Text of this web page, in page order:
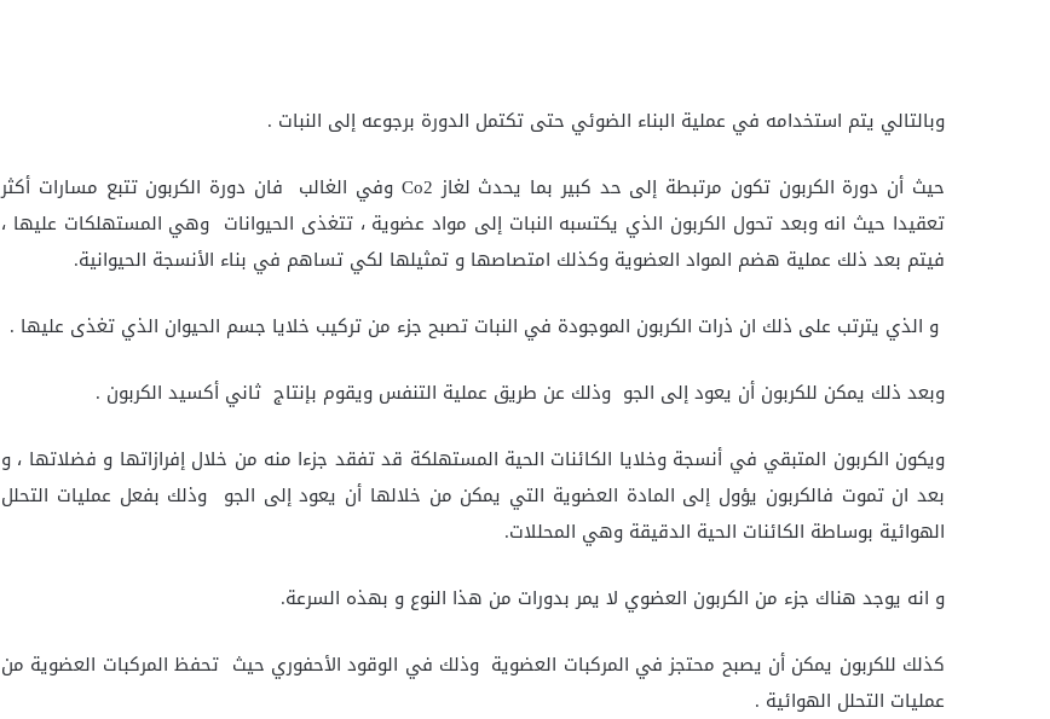
وبالتالي يتم استخدامه في عملية البناء الضوئي حتى تكتمل الدورة برجوعه إلى النبات .
حيث أن دورة الكربون تكون مرتبطة إلى حد كبير بما يحدث لغاز Co2 وفي الغالب فان دورة الكربون تتبع مسارات أكثر
تعقيدا حيث انه وبعد تحول الكربون الذي يكتسبه النبات إلى مواد عضوية ، تتغذى الحيوانات وهي المستهلكات عليها ،
فيتم بعد ذلك عملية هضم المواد العضوية وكذلك امتصاصها و تمثيلها لكي تساهم في بناء الأنسجة الحيوانية.
و الذي يترتب على ذلك ان ذرات الكربون الموجودة في النبات تصبح جزء من تركيب خلايا جسم الحيوان الذي تغذى عليها .
وبعد ذلك يمكن للكربون أن يعود إلى الجو وذلك عن طريق عملية التنفس ويقوم بإنتاج ثاني أكسيد الكربون .
ويكون الكربون المتبقي في أنسجة وخلايا الكائنات الحية المستهلكة قد تفقد جزءا منه من خلال إفرازاتها و فضلاتها ، و
بعد ان تموت فالكربون يؤول إلى المادة العضوية التي يمكن من خلالها أن يعود إلى الجو وذلك بفعل عمليات التحلل
الهوائية بوساطة الكائنات الحية الدقيقة وهي المحللات.
و انه يوجد هناك جزء من الكربون العضوي لا يمر بدورات من هذا النوع و بهذه السرعة.
كذلك للكربون يمكن أن يصبح محتجز في المركبات العضوية وذلك في الوقود الأحفوري حيث تحفظ المركبات العضوية من
عمليات التحلل الهوائية .